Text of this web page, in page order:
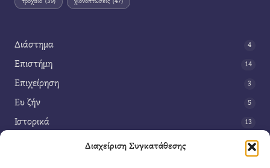
Διαχείριση Συγκατάθεσης
τροχαίο (39) χιονοπτώσεις (47)
Διάστημα 4
Επιστήμη 14
Επιχείρηση 3
Ευ ζήν 5
Ιστορικά 13
42